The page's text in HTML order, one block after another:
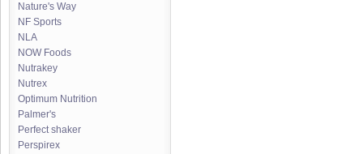
Nature's Way
NF Sports
NLA
NOW Foods
Nutrakey
Nutrex
Optimum Nutrition
Palmer's
Perfect shaker
Perspirex